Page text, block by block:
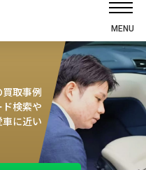
MENU
取事例
検索や
に近い